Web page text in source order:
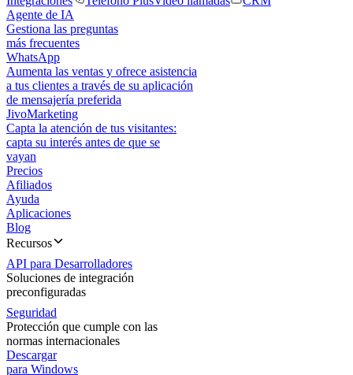
Agente de IA
Gestiona las preguntas
más frecuentes
WhatsApp
Aumenta las ventas y ofrece asistencia
a tus clientes a través de su aplicación
de mensajería preferida
JivoMarketing
Capta la atención de tus visitantes:
capta su interés antes de que se
vayan
Precios
Afiliados
Ayuda
Aplicaciones
Blog
Recursos
API para Desarrolladores
Soluciones de integración
preconfiguradas
Seguridad
Protección que cumple con las
normas internacionales
Descargar
para Windows